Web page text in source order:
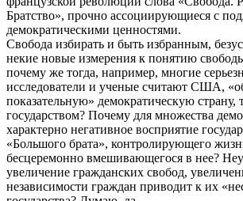
Братство», прочно ассоциирующиеся с
демократическими ценностями.
Свобода избирать и быть избранным,
некие новые измерения к понятию
почему же тогда, например, многие
исследователи и ученые считают США,
показательную» демократическую страну,
государством? Почему для множества
характерно негативное восприятие
«Большого брата», контролирующего
бесцеремонно вмешивающегося в нее?
увеличение гражданских свобод,
независимости граждан приводит к их